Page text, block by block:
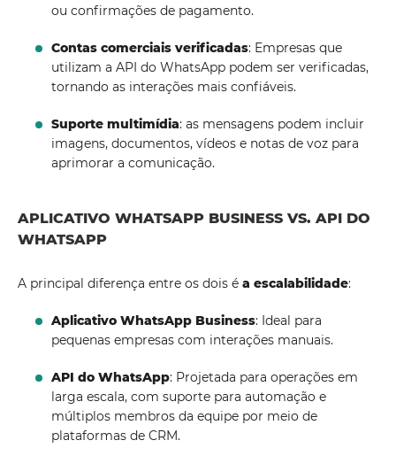
ou confirmações de pagamento.
Contas comerciais verificadas: Empresas que
utilizam a API do WhatsApp podem ser verificadas,
tornando as interações mais confiáveis.
Suporte multimídia: as mensagens podem incluir
imagens, documentos, vídeos e notas de voz para
aprimorar a comunicação.
APLICATIVO WHATSAPP BUSINESS VS. API DO
WHATSAPP
A principal diferença entre os dois é a escalabilidade:
Aplicativo WhatsApp Business: Ideal para
pequenas empresas com interações manuais.
API do WhatsApp: Projetada para operações em
larga escala, com suporte para automação e
múltiplos membros da equipe por meio de
plataformas de CRM.